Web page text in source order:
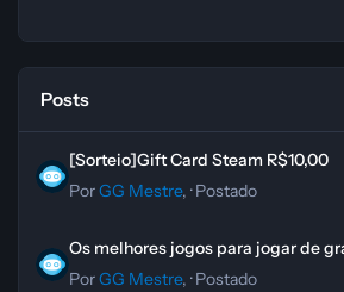
Posts
[Sorteio]Gift Card Steam R$10,00
PorGG Mestre, ·Postado
Os melhores jogos para jogar de
PorGG Mestre, ·Postado